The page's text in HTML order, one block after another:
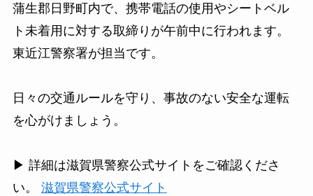
蒲生郡日野町内で、携帯電話の使用やシートベル
ト未着用に対する取締りが午前中に行われます。
東近江警察署が担当です。
日々の交通ルールを守り、事故のない安全な運転
を心がけましょう。
▶ 詳細は滋賀県警察公式サイトをご確認くださ
い。 滋賀県警察公式サイト